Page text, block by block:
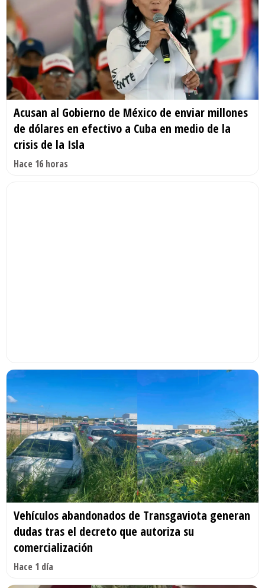
Acusan al Gobierno de México de enviar millones
de dólares en efectivo a Cuba en medio de la
crisis de la Isla
Hace 16 horas
Vehículos abandonados de Transgaviota generan
dudas tras el decreto que autoriza su
comercialización
Hace 1 día